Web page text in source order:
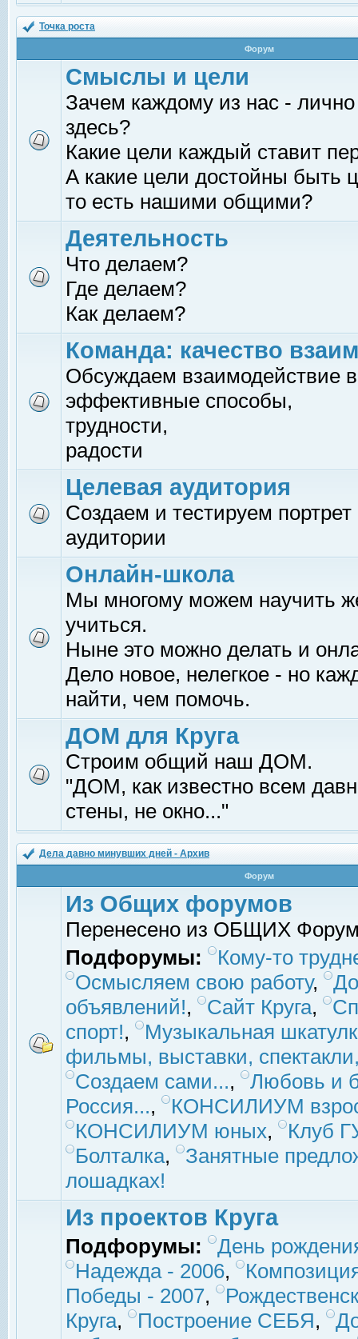
Точка роста
Форум
Смыслы и цели
Зачем каждому из нас -
здесь?
Какие цели каждый ставит
А какие цели достойны быть
то есть нашими общими?
Деятельность
Что делаем?
Где делаем?
Как делаем?
Команда: качество
Обсуждаем взаимодействие
эффективные способы,
трудности,
радости
Целевая аудитория
Создаем и тестируем
аудитории
Онлайн-школа
Мы многому можем научить
учиться.
Ныне это можно делать и
Дело новое, нелегкое - но
найти, чем помочь.
ДОМ для Круга
Строим общий наш ДОМ.
"ДОМ, как известно всем
стены, не окно..."
Дела давно минувших дней - Архив
Форум
Из Общих форумов
Перенесено из ОБЩИХ
Подфорумы:
Кому-то
Осмысляем свою работу,
объявлений!, Сайт Круга,
спорт!,
Музыкальная
фильмы, выставки,
Создаем сами...,
Любовь и
Россия...,
КОНСИЛИУМ
КОНСИЛИУМ юных,
Клуб
Болталка,
Занятные
лошадках!
Из проектов Круга
Подфорумы:
День
Надежда - 2006,
Победы - 2007,
Круга, Построение СЕБЯ,